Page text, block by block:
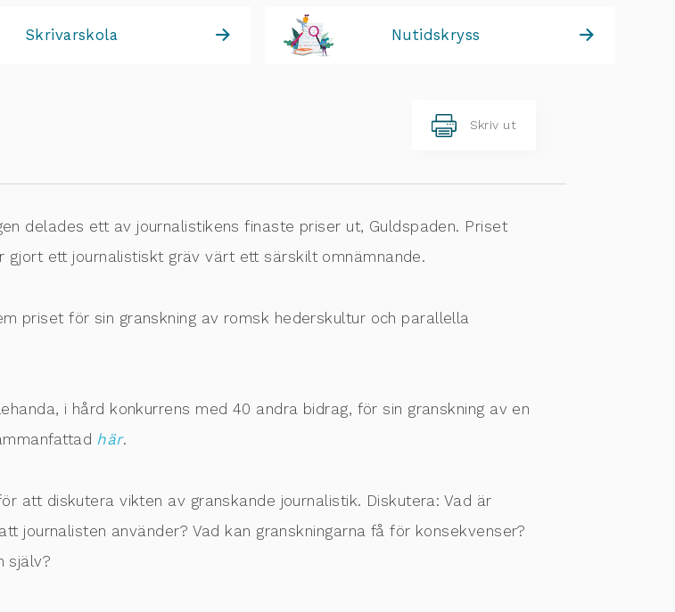
Skrivarskola Nutidskryss
Skriv ut
delades ett av journalistikens finaste priser ut, Guldspaden. Priset
ett journalistiskt gräv värt ett särskilt omnämnande.
priset för sin granskning av romsk hederskultur och parallella
i hård konkurrens med 40 andra bidrag, för sin granskning av en
här.
att diskutera vikten av granskande journalistik. Diskutera: Vad är
journalisten använder? Vad kan granskningarna få för konsekvenser?
själv?